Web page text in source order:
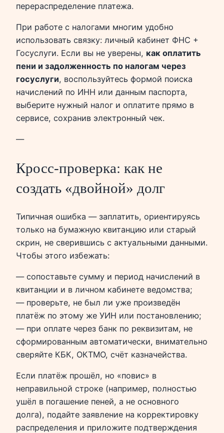
перераспределение платежа.
При работе с налогами многим удобно
использовать связку: личный кабинет ФНС +
Госуслуги. Если вы не уверены, как оплатить
пени и задолженность по налогам через
госуслуги, воспользуйтесь формой поиска
начислений по ИНН или данным паспорта,
выберите нужный налог и оплатите прямо в
сервисе, сохранив электронный чек.
—
Кросс‑проверка: как не
создать «двойной» долг
Типичная ошибка — заплатить, ориентируясь
только на бумажную квитанцию или старый
скрин, не сверившись с актуальными данными.
Чтобы этого избежать:
— сопоставьте сумму и период начислений в
квитанции и в личном кабинете ведомства;
— проверьте, не был ли уже произведён
платёж по этому же УИН или постановлению;
— при оплате через банк по реквизитам, не
сформированным автоматически, внимательно
сверяйте КБК, ОКТМО, счёт казначейства.
Если платёж прошёл, но «повис» в
неправильной строке (например, полностью
ушёл в погашение пеней, а не основного
долга), подайте заявление на корректировку
распределения и приложите подтверждения